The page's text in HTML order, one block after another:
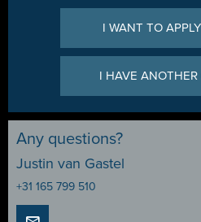
I WANT TO
I HAVE
Any questions?
Justin van Gastel
+31 165 799 510